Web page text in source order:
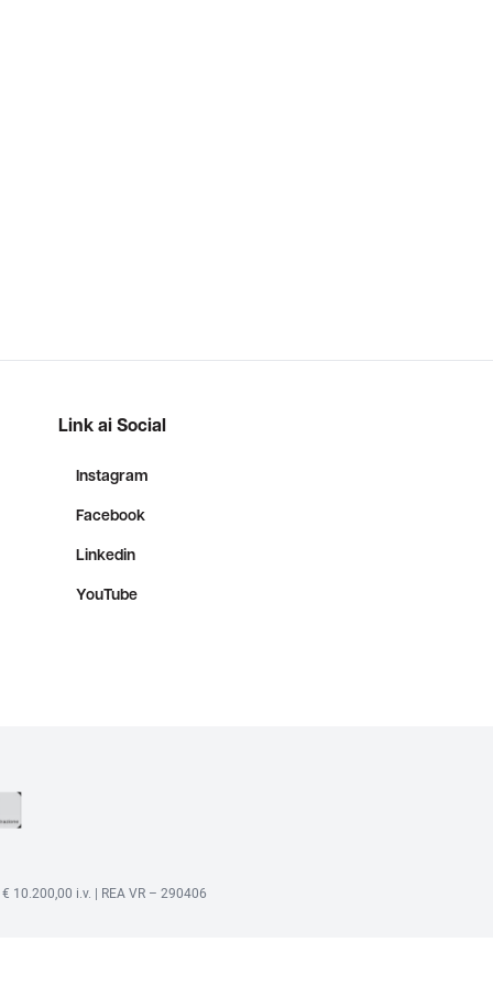
Link ai Social
Instagram
Facebook
Linkedin
YouTube
10.200,00 i.v. | REA VR – 290406